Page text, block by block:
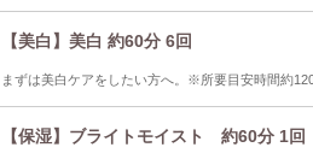
【美白】美白 約60分 6回
まずは美白ケアをしたい方へ。※所要目安時間約
【保湿】ブライトモイスト 約60分 1回